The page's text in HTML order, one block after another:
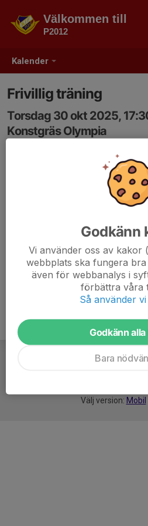
Kalender
Välkommen till
P2012
Frivillig träning
Torsdag 30 okt 2025,
Konstgräs Olympia
Välj version: Mobil
Godkänn
Vi använder oss av kakor
webbplats ska fungera
även för webbanalys i
förbättra våra
Så använder
Godkänn
Bara